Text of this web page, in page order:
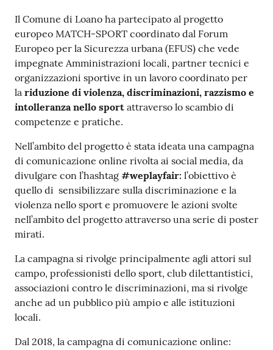
Il Comune di Loano ha partecipato al progetto
europeo MATCH-SPORT coordinato dal Forum
Europeo per la Sicurezza urbana (EFUS) che vede
impegnate Amministrazioni locali, partner tecnici e
organizzazioni sportive in un lavoro coordinato per
la riduzione di violenza, discriminazioni, razzismo e
intolleranza nello sport attraverso lo scambio di
competenze e pratiche.
Nell’ambito del progetto è stata ideata una campagna
di comunicazione online rivolta ai social media, da
divulgare con l’hashtag #weplayfair: l’obiettivo è
quello di sensibilizzare sulla discriminazione e la
violenza nello sport e promuovere le azioni svolte
nell’ambito del progetto attraverso una serie di poster
mirati.
La campagna si rivolge principalmente agli attori sul
campo, professionisti dello sport, club dilettantistici,
associazioni contro le discriminazioni, ma si rivolge
anche ad un pubblico più ampio e alle istituzioni
locali.
Dal 2018, la campagna di comunicazione online: